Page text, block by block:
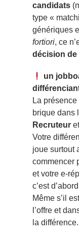
candidats
type «
génériques
fortiori, ce
décision de
un
La
brique dans
Recruteur
Votre
joue surtout
commencer
et votre e-
c’est d’abord
Même s’il
l’offre et
la différence.